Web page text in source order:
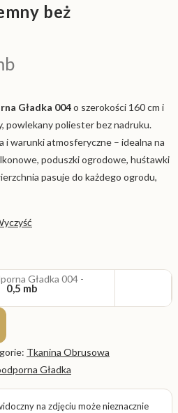
beż
Gładka 004o szerokości 160 cm i
powlekany poliester bez nadruku.
i warunki atmosferyczne – idealna na
poduszki ogrodowe, huśtawki
pasuje do każdego ogrodu,
Gładka 004 -
0,5 mb
Tkanina Obrusowa
Gładka
na zdjęciu może nieznacznie